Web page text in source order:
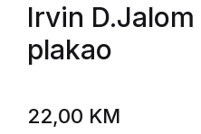
Irvin D.Jalom
plakao
22,00 KM